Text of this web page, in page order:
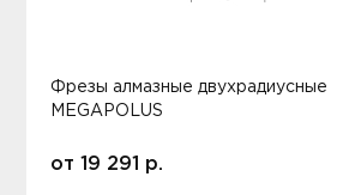
Фрезы алмазные двухрадиусные
MEGAPOLUS
от 19 291 р.